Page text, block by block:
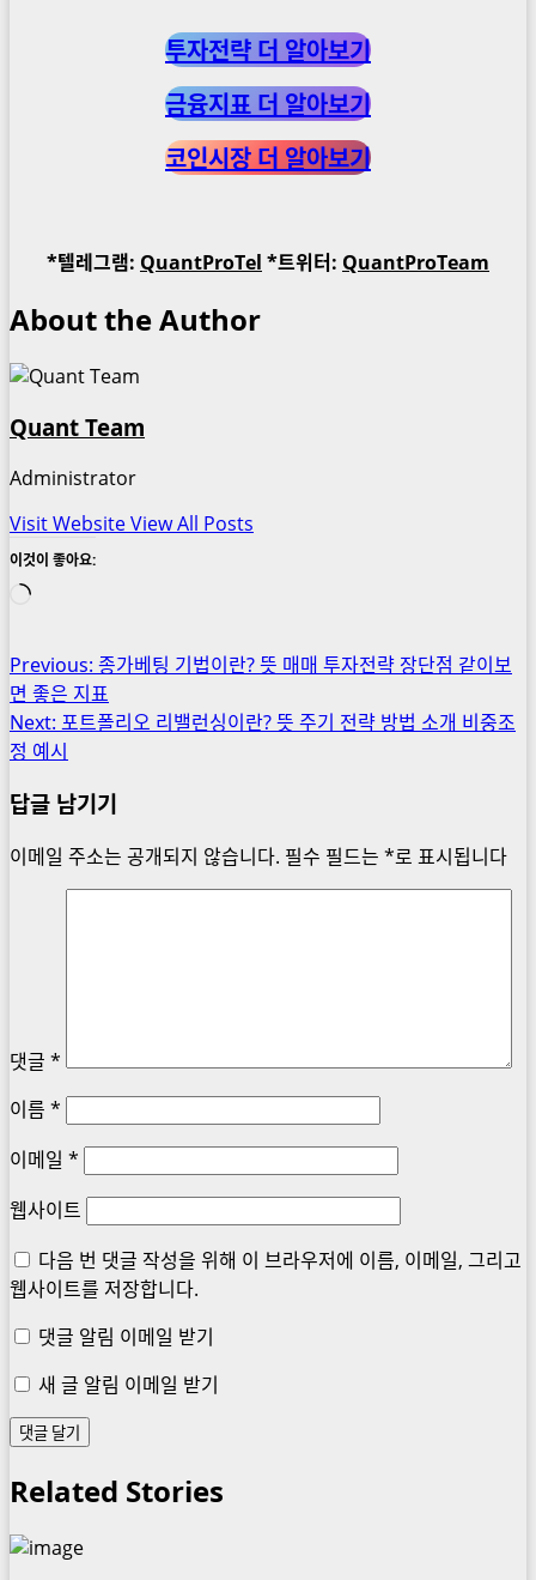
투자전략 더 알아보기
금융지표 더 알아보기
코인시장 더 알아보기
*텔레그램: QuantProTel *트위터: QuantProTeam
About the Author
Quant Team
Administrator
Visit WebsiteView All Posts
이것이 좋아요:
로
중...
Post
navigation
Previous: 종가베팅 기법이란? 뜻 매매 투자전략 장단점 같이보
면 좋은 지표
Next: 포트폴리오 리밸런싱이란? 뜻 주기 전략 방법 소개 비중조
정 예시
답글 남기기
이메일 주소는 공개되지 않습니다. 필수 필드는 *로 표시됩니다
댓글 *
이름 *
이메일 *
웹사이트
다음 번 댓글 작성을 위해 이 브라우저에 이름, 이메일, 그리고
웹사이트를 저장합니다.
댓글 알림 이메일 받기
새 글 알림 이메일 받기
Related Stories